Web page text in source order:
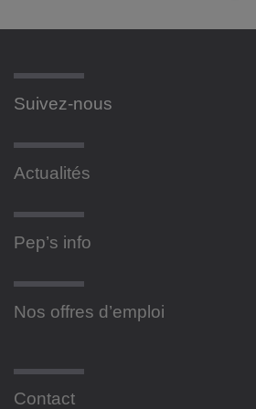
Suivez-nous
Actualités
Pep’s info
Nos offres d’emploi
Contact